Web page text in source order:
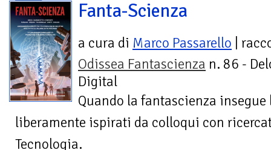
Fanta-Scienza
a cura di Marco Passarello |
Odissea Fantascienza n. 86 -
Digital
Quando la fantascienza
liberamente ispirati da colloqui con
Tecnologia.